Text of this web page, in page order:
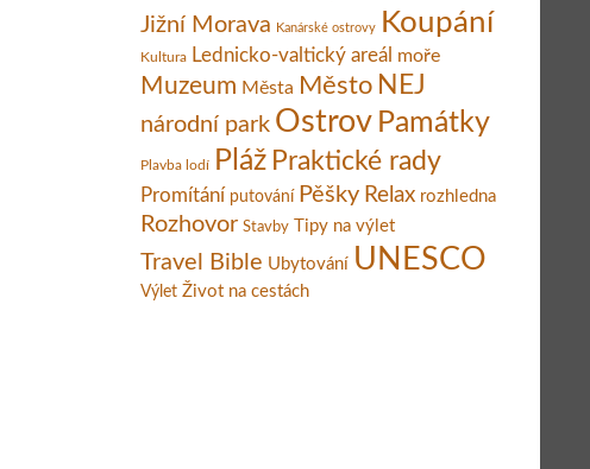
Jižní Morava Kanárské ostrovy Koupání
Kultura Lednicko-valtický areál moře
Muzeum Města Město NEJ
národní park Ostrov Památky
Plavba lodí Pláž Praktické rady
Promítání putování Pěšky Relax rozhledna
Rozhovor Stavby Tipy na výlet
Travel Bible Ubytování UNESCO
Výlet Život na cestách